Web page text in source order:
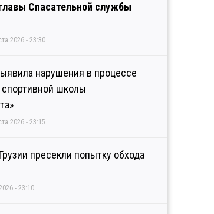
Спасательной службы
2026 - 23:30
нарушения в процессе
спортивной школы
2026 - 23:15
пресекли попытку обхода
- 23:10